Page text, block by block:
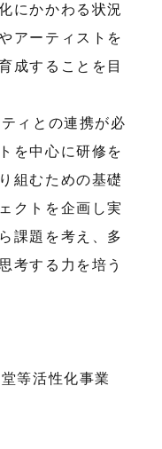
にかかわる状況
アーティストを
成することを目
ィとの連携が必
を中心に研修を
組むための基礎
クトを企画し実
課題を考え、多
考する力を培う
等活性化事業